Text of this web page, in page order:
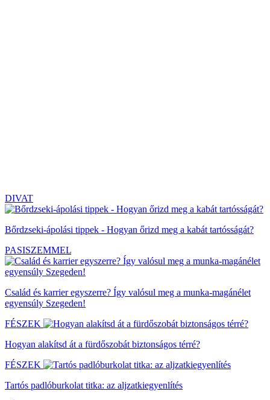
DIVAT
Bőrdzseki-ápolási tippek - Hogyan őrizd meg a kabát tartósságát?
PASISZEMMEL
Család és karrier egyszerre? Így valósul meg a munka-magánélet
egyensúly Szegeden!
FÉSZEK
Hogyan alakítsd át a fürdőszobát biztonságos térré?
FÉSZEK
Tartós padlóburkolat titka: az aljzatkiegyenlítés